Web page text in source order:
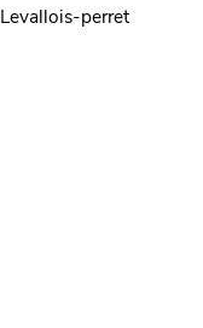
Levallois-perret